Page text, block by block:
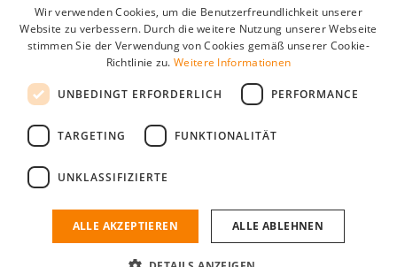
E-Mail*
Passwort
Angemeldet bleiben
Passwort vergessen?
Kostenloses Unternehmensprofil
Wenn Sie sich registriert haben, können Sie ein Unternehmensprofil
passenden Mitarbeiter zu finden.
Wir verwenden Cookies, um die Benutzerfreundlichkeit unserer
Website zu verbessern. Durch die weitere Nutzung unserer Webseite
stimmen Sie der Verwendung von Cookies gemäß unserer Cookie-
Richtlinie zu. Weitere Informationen
UNBEDINGT ERFORDERLICH PERFORMANCE
TARGETING FUNKTIONALITÄT
UNKLASSIFIZIERTE
ALLE AKZEPTIEREN ALLE ABLEHNEN